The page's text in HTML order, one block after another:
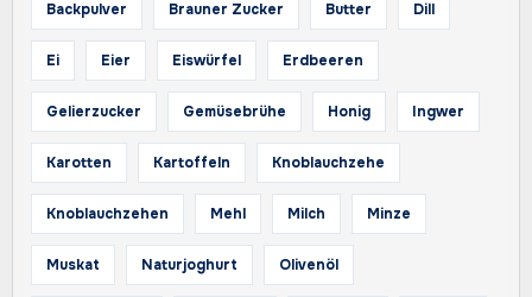
Backpulver Brauner Zucker Butter Dill
Ei Eier Eiswürfel Erdbeeren
Gelierzucker Gemüsebrühe Honig Ingwer
Karotten Kartoffeln Knoblauchzehe
Knoblauchzehen Mehl Milch Minze
Muskat Naturjoghurt Olivenöl